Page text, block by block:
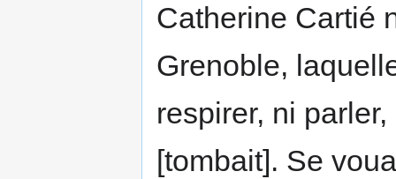
Catherine Cartié
Grenoble,
respirer, ni
[tombait]. Se